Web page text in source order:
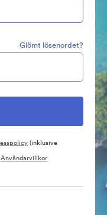
Glömt lösenordet?
(inklusive
Användarvillkor